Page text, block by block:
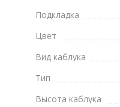
Подкладка
Цвет
Вид каблука
Тип
Высота каблука